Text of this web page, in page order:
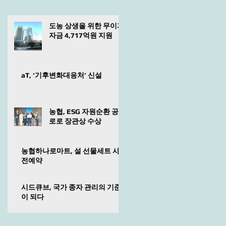
도농 상생을 위한 무이자
자금 4,717억원 지원
aT, ‘기후변화대응처’ 신설
농협, ESG 자원순환 공
로로 장관상 수상
농협하나로마트, 설 선물세트 사
전예약
시드큐브, 국가 종자 관리의 기준
이 되다